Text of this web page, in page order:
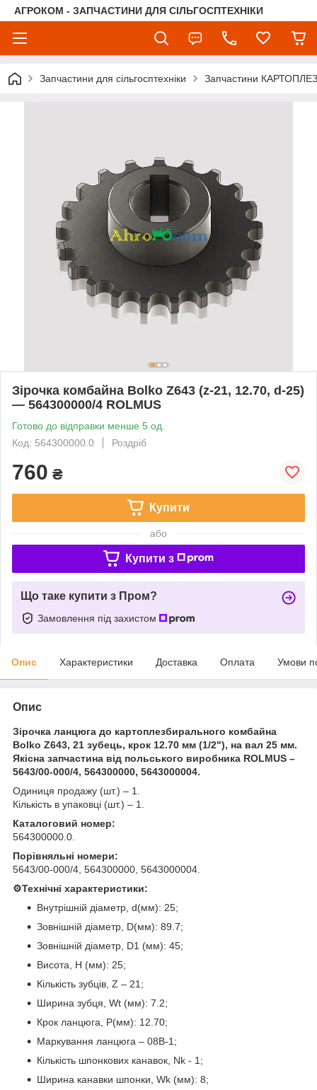
АГРОКОМ - ЗАПЧАСТИНИ ДЛЯ СІЛЬГОСПТЕХНІКИ
Запчастини для сільгосптехніки Запчастини
Зірочка комбайна Bolko Z643 (z-21, 12.70, d-25)
— 564300000/4 ROLMUS
Готово до відправки менше 5 од.
Код: 564300000.0
Роздріб
760 ₴
Купити
або
Купити з
Що таке купити з Пром?
Замовлення під захистом
Опис Характеристики Доставка Оплата Умови
Опис
Зірочка ланцюга до картоплезбирального комбайна
Bolko Z643, 21 зубець, крок 12.70 мм (1/2"), на вал 25 мм.
Якісна запчастина від польського виробника ROLMUS –
5643/00-000/4, 564300000, 5643000004.
Одиниця продажу (шт.) – 1.
Кількість в упаковці (шт.) – 1.
Каталоговий номер:
564300000.0.
Порівняльні номери:
5643/00-000/4, 564300000, 5643000004.
⚙️Технічні характеристики:
Внутрішній діаметр, d(мм): 25;
Зовнішній діаметр, D(мм): 89.7;
Зовнішній діаметр, D1 (мм): 45;
Висота, H (мм): 25;
Кількість зубців, Z – 21;
Ширина зубця, Wt (мм): 7.2;
Крок ланцюга, P(мм): 12.70;
Маркування ланцюга – 08B-1;
Кількість шпонкових канавок, Nk - 1;
Ширина канавки шпонки, Wk (мм): 8;